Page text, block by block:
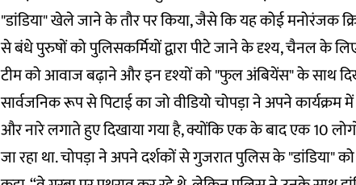
"डांडिया" खेले जाने के तौर पर किया, जैसे कि यह कोई मनोरंजक
से बंधे पुरुषों को पुलिसकर्मियों द्वारा पीटे जाने के दृश्य, चैनल के
टीम को आवाज बढ़ाने और इन दृश्यों को "फुल अंबियेंस" के साथ
सार्वजनिक रूप से पिटाई का जो वीडियो चोपड़ा ने अपने
और नारे लगाते हुए दिखाया गया है, क्योंकि एक के बाद एक 10
जा रहा था. चोपड़ा ने अपने दर्शकों से गुजरात पुलिस के "डांडिया"